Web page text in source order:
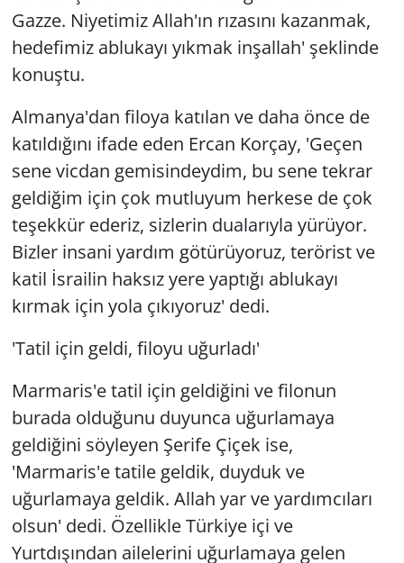
Gazze. Niyetimiz Allah'ın rızasını kazanmak,
hedefimiz ablukayı yıkmak inşallah' şeklinde
konuştu.
Almanya'dan filoya katılan ve daha önce de
katıldığını ifade eden Ercan Korçay, 'Geçen
sene vicdan gemisindeydim, bu sene tekrar
geldiğim için çok mutluyum herkese de çok
teşekkür ederiz, sizlerin dualarıyla yürüyor.
Bizler insani yardım götürüyoruz, terörist ve
katil İsrailin haksız yere yaptığı ablukayı
kırmak için yola çıkıyoruz' dedi.
'Tatil için geldi, filoyu uğurladı'
Marmaris'e tatil için geldiğini ve filonun
burada olduğunu duyunca uğurlamaya
geldiğini söyleyen Şerife Çiçek ise,
'Marmaris'e tatile geldik, duyduk ve
uğurlamaya geldik. Allah yar ve yardımcıları
olsun' dedi. Özellikle Türkiye içi ve
Yurtdışından ailelerini uğurlamaya gelen